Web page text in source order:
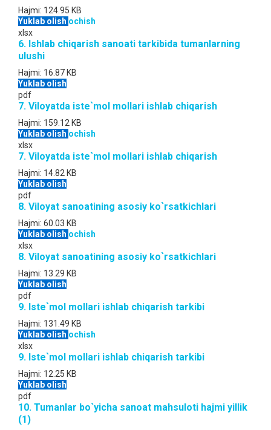
Hajmi: 124.95 KB
Yuklab olish ochish
xlsx
6. Ishlab chiqarish sanoati tarkibida tumanlarning
ulushi
Hajmi: 16.87 KB
Yuklab olish
pdf
7. Viloyatda iste`mol mollari ishlab chiqarish
Hajmi: 159.12 KB
Yuklab olish ochish
xlsx
7. Viloyatda iste`mol mollari ishlab chiqarish
Hajmi: 14.82 KB
Yuklab olish
pdf
8. Viloyat sanoatining asosiy ko`rsatkichlari
Hajmi: 60.03 KB
Yuklab olish ochish
xlsx
8. Viloyat sanoatining asosiy ko`rsatkichlari
Hajmi: 13.29 KB
Yuklab olish
pdf
9. Iste`mol mollari ishlab chiqarish tarkibi
Hajmi: 131.49 KB
Yuklab olish ochish
xlsx
9. Iste`mol mollari ishlab chiqarish tarkibi
Hajmi: 12.25 KB
Yuklab olish
pdf
10. Tumanlar bo`yicha sanoat mahsuloti hajmi yillik
(1)